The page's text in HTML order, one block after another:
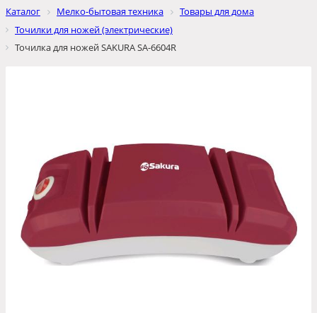
Каталог Мелко-бытовая техника
Товары для дома
Точилки для ножей (электрические)
Точилка для ножей SAKURA SA-6604R